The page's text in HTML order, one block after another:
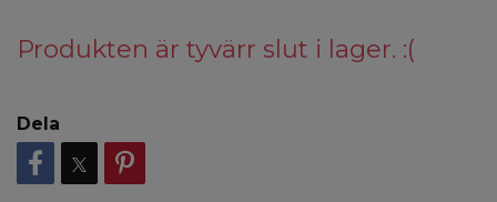
Produkten är tyvärr slut i lager. :(
Dela